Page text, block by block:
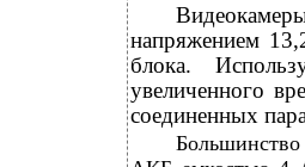
напряжением
блока.
увеличенного
соединенных